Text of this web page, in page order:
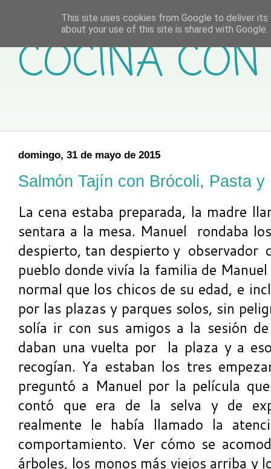
COCINA
domingo, 31 de mayo de 2015
Salmón Tajín con Brócoli, Pasta y
La cena estaba preparada, la madre
sentara a la mesa. Manuel rondaba
despierto, tan despierto y observador
pueblo donde vivía la familia de
normal que los chicos de su edad, e
por las plazas y parques solos, sin
solía ir con sus amigos a la sesión
daban una vuelta por la plaza y a
recogían. Ya estaban los tres
preguntó a Manuel por la película
contó que era de la selva y de
realmente le había llamado la
comportamiento. Ver cómo se
árboles, los monos más viejos arriba y
This site uses cookies from Google to deliver
about your use of this site is shared with